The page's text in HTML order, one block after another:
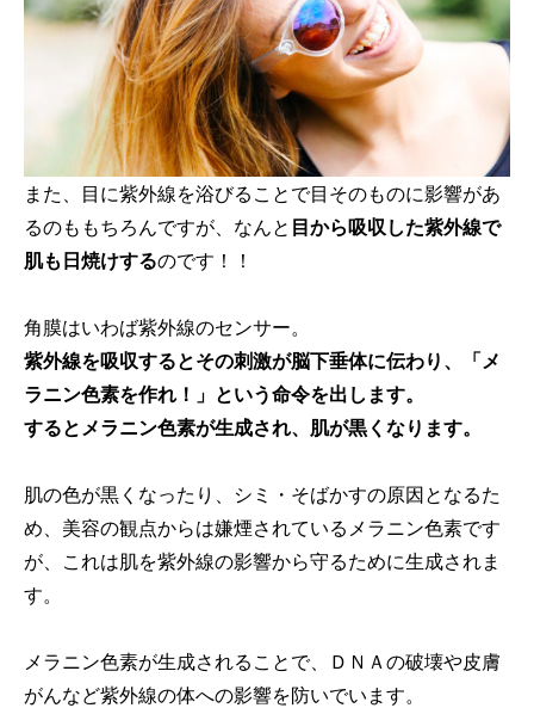
また、目に紫外線を浴びることで目そのものに影響があ
るのももちろんですが、なんと 目から吸収した紫外線で
肌も日焼けするのです！！
角膜はいわば紫外線のセンサー。
紫外線を吸収するとその刺激が脳下垂体に伝わり、「メ
ラニン色素を作れ！」という命令を出します。
するとメラニン色素が生成され、肌が黒くなります。
肌の色が黒くなったり、シミ・そばかすの原因となるた
め、美容の観点からは嫌煙されているメラニン色素です
が、これは肌を紫外線の影響から守るために生成されま
す。
メラニン色素が生成されることで、ＤＮＡの破壊や皮膚
がんなど紫外線の体への影響を防いでいます。